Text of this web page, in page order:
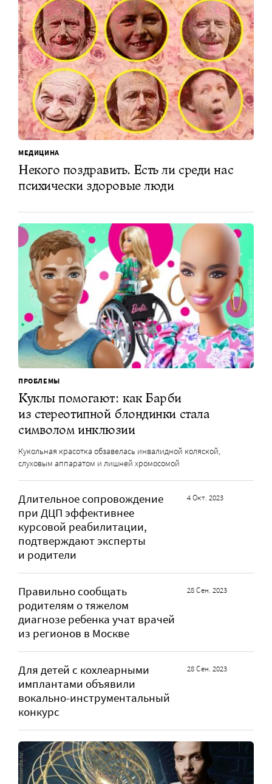
МЕДИЦИНА
Некого поздравить. Есть ли среди нас
психически здоровые люди
ПРОБЛЕМЫ
Куклы помогают: как Барби
из стереотипной блондинки стала
символом инклюзии
Кукольная красотка обзавелась инвалидной коляской,
слуховым аппаратом и лишней хромосомой
Длительное сопровождение
при ДЦП эффективнее
курсовой реабилитации,
подтверждают эксперты
и родители
4 Окт. 2023
Правильно сообщать
родителям о тяжелом
диагнозе ребенка учат врачей
из регионов в Москве
28 Сен. 2023
Для детей с кохлеарными
имплантами объявили
вокально-инструментальный
конкурс
28 Сен. 2023